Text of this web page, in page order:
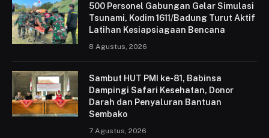
500 Personel Gabungan Gelar Simulasi
Tsunami, Kodim 1611/Badung Turut Aktif
Latihan Kesiapsiagaan Bencana
8 Agustus, 2026
Sambut HUT PMI ke-81, Babinsa
Dampingi Safari Kesehatan, Donor
Darah dan Penyaluran Bantuan
Sembako
7 Agustus, 2026